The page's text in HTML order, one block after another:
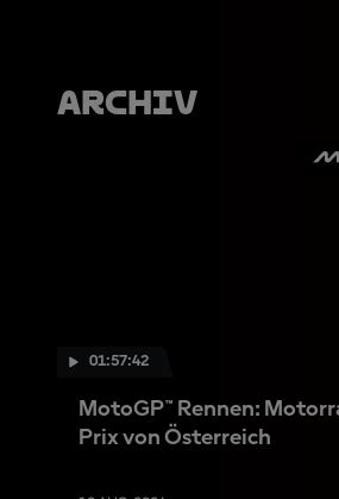
Archiv
01:57:42
MotoGP™ Rennen:
Prix von Österreich